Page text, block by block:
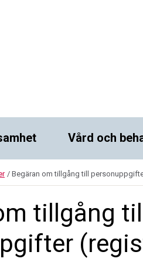
Vård och
/ Begäran om tillgång till
tillgång till